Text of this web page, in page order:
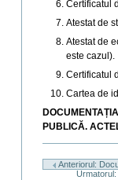
Certificatul
Atestat de
Atestat de
este cazul).
Certificatul
Cartea de
PUBLICĂ.
document
Anteriorul: